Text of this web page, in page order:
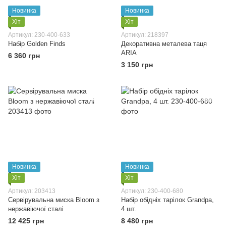
Новинка
Хіт
Артикул: 230-400-633
Набір Golden Finds
6 360 грн
Новинка
Хіт
Артикул: 218397
Декоративна металева таця
ARIA
3 150 грн
Новинка
Хіт
Артикул: 203413
Сервірувальна миска Bloom з
нержавіючої сталі
12 425 грн
Новинка
Хіт
Артикул: 230-400-680
Набір обідніх тарілок Grandpa,
4 шт.
8 480 грн